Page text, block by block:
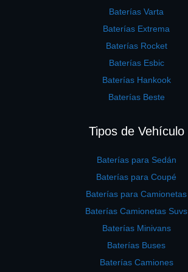
Baterías Varta
Baterías Extrema
Baterías Rocket
Baterías Esbic
Baterías Hankook
Baterías Beste
Tipos de Vehículo
Baterías para Sedán
Baterías para Coupé
Baterías para Camionetas
Baterías Camionetas Suvs
Baterías Minivans
Baterías Buses
Baterías Camiones